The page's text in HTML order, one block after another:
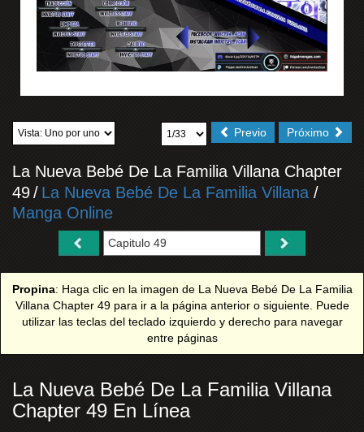
Próximo
Previo
La Nueva Bebé De La Familia Villana Chapter
49/ La Nueva Bebé De La Familia Villana /
Manga Online
Propina: Haga clic en la imagen de La Nueva Bebé De La Familia
Villana Chapter 49 para ir a la página anterior o siguiente. Puede
utilizar las teclas del teclado izquierdo y derecho para navegar
entre páginas
La Nueva Bebé De La Familia Villana
Chapter 49 En Línea